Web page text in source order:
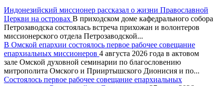
Индонезийский миссионер рассказал о жизни Православной
Церкви на островах В приходском доме кафедрального собора
Петрозаводска состоялась встреча прихожан и волонтеров
миссионерского отдела Петрозаводской...
В Омской епархии состоялось первое рабочее совещание
епархиальных миссионеров 4 августа 2026 года в актовом
зале Омской духовной семинарии по благословению
митрополита Омского и Прииртышского Дионисия и по...
Состоялось первое рабочее совещание епархиальных